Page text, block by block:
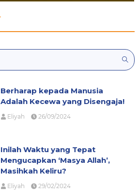
Berharap kepada Manusia
Adalah Kecewa yang Disengaja!
Eliyah 26/09/2024
Inilah Waktu yang Tepat
Mengucapkan ‘Masya Allah’,
Masihkah Keliru?
Eliyah 29/02/2024